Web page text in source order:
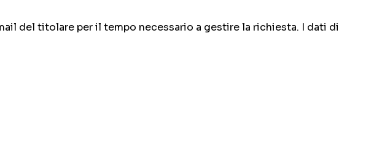
del titolare per il tempo necessario a gestire la richiesta. I dati di